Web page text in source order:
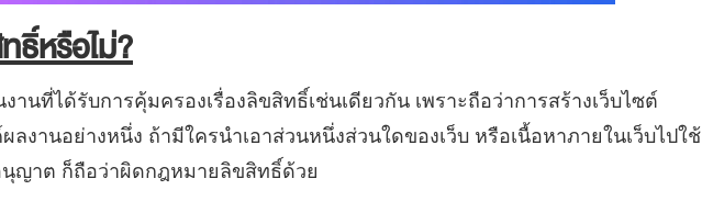
ธิ์หรือไม่?
านที่ได้รับการคุ้มครองเรื่องลิขสิทธิ์เช่นเดียวกัน เพราะถือว่าการสร้างเว็บไซต์
ลงานอย่างหนึ่ง ถ้ามีใครนำเอาส่วนหนึ่งส่วนใดของเว็บ หรือเนื้อหาภายในเว็บไปใช้
ญาต ก็ถือว่าผิดกฎหมายลิขสิทธิ์ด้วย